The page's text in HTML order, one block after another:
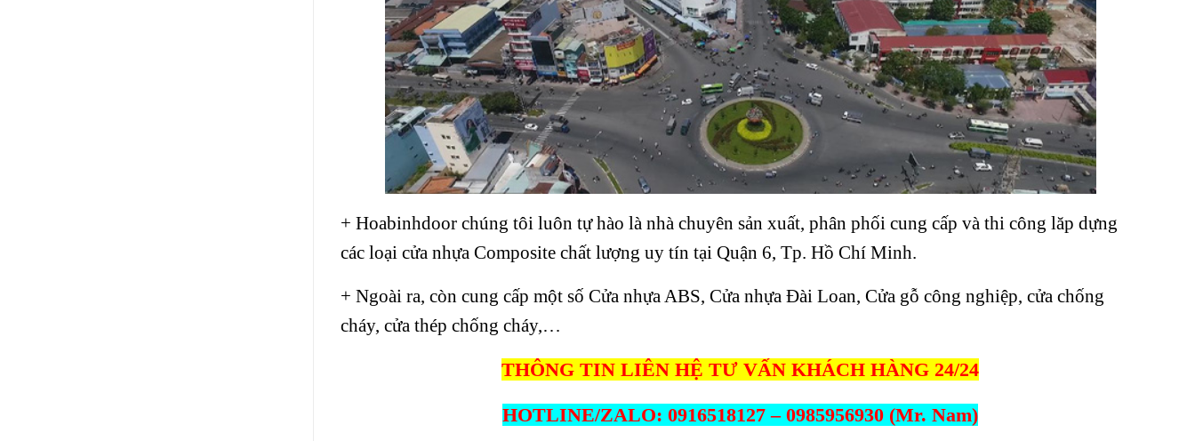
+ Hoabinhdoor chúng tôi luôn tự hào là nhà chuyên sản xuất, phân phối cung cấp và thi công lăp dựng
các loại cửa nhựa Composite chất lượng uy tín tại Quận 6, Tp. Hồ Chí Minh.
+ Ngoài ra, còn cung cấp một số Cửa nhựa ABS, Cửa nhựa Đài Loan, Cửa gỗ công nghiệp, cửa chống
cháy, cửa thép chống cháy,…
THÔNG TIN LIÊN HỆ TƯ VẤN KHÁCH HÀNG 24/24
HOTLINE/ZALO: 0916518127 – 0985956930 (Mr. Nam)